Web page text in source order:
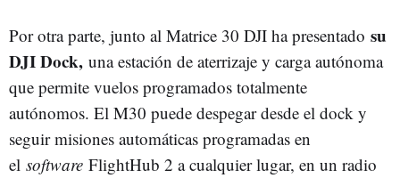
Por otra parte, junto al Matrice 30 DJI ha presentado su
DJI Dock, una estación de aterrizaje y carga autónoma
que permite vuelos programados totalmente
autónomos. El M30 puede despegar desde el dock y
seguir misiones automáticas programadas en
el software FlightHub 2 a cualquier lugar, en un radio